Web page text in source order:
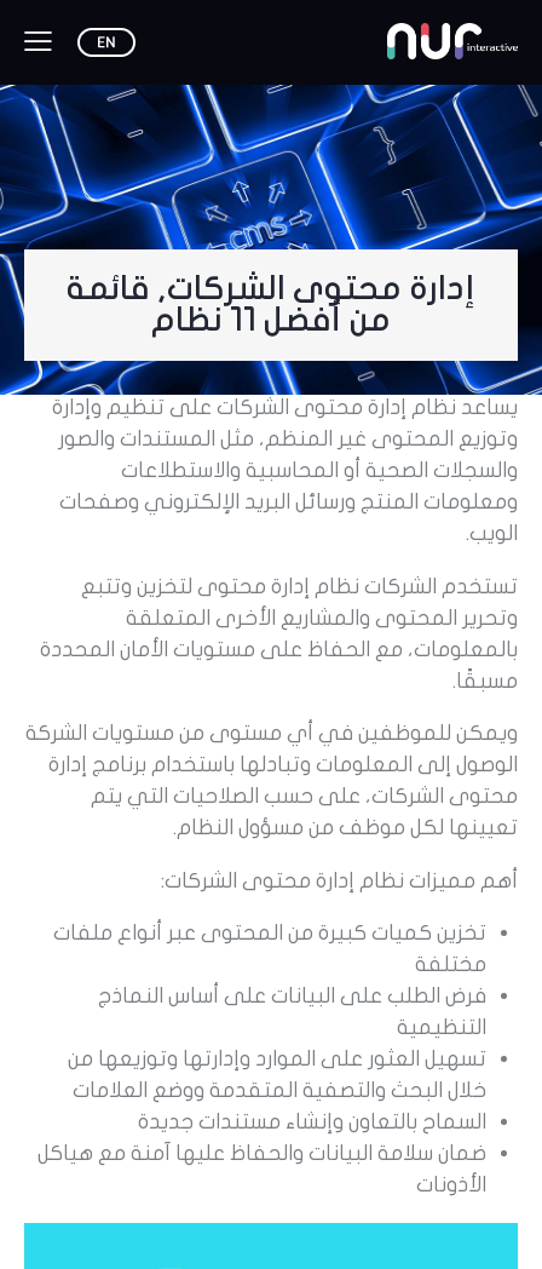
إدارة محتوى الشركات, قائمة
من أفضل 11 نظام
يساعد نظام إدارة محتوى الشركات على تنظيم وإدارة
وتوزيع المحتوى غير المنظم، مثل المستندات والصور
والسجلات الصحية أو المحاسبية والاستطلاعات
ومعلومات المنتج ورسائل البريد الإلكتروني وصفحات
الويب.
تستخدم الشركات نظام إدارة محتوى لتخزين وتتبع
وتحرير المحتوى والمشاريع الأخرى المتعلقة
بالمعلومات، مع الحفاظ على مستويات الأمان المحددة
مسبقًا.
ويمكن للموظفين في أي مستوى من مستويات الشركة
الوصول إلى المعلومات وتبادلها باستخدام برنامج إدارة
محتوى الشركات، على حسب الصلاحيات التي يتم
تعيينها لكل موظف من مسؤول النظام.
أهم مميزات نظام إدارة محتوى الشركات:
تخزين كميات كبيرة من المحتوى عبر أنواع ملفات
مختلفة
فرض الطلب على البيانات على أساس النماذج
التنظيمية
تسهيل العثور على الموارد وإدارتها وتوزيعها من
خلال البحث والتصفية المتقدمة ووضع العلامات
السماح بالتعاون وإنشاء مستندات جديدة
ضمان سلامة البيانات والحفاظ عليها آمنة مع هياكل
الأذونات